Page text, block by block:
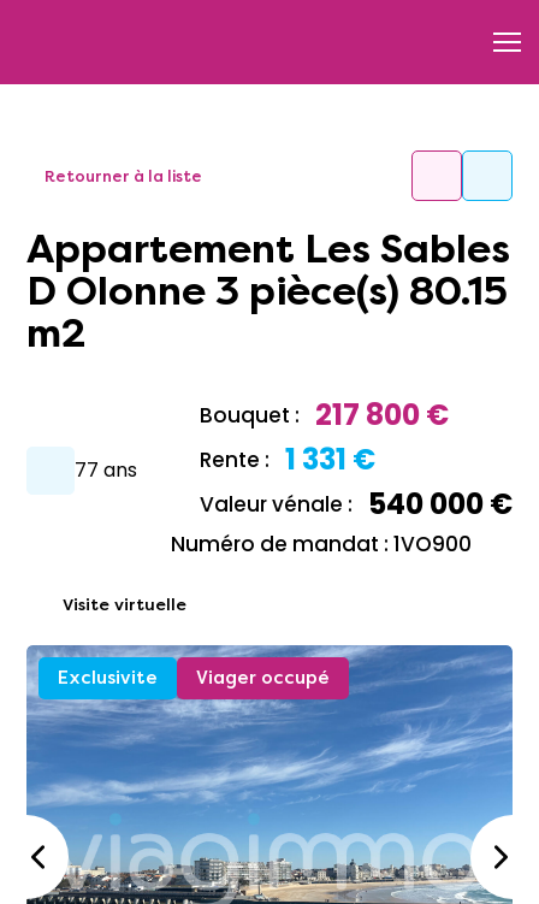
Retourner à la liste
Appartement Les Sables
D Olonne 3 pièce(s) 80.15
m2
77 ans
Bouquet : 217 800 €
Rente : 1 331 €
Valeur vénale : 540 000 €
Numéro de mandat : 1VO900
Visite virtuelle
Exclusivite Viager occupé